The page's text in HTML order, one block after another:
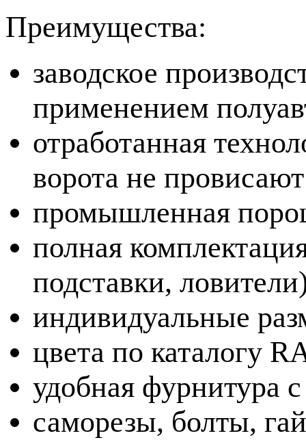
Преимущества:
заводское
применением
отработанная
ворота не провисают
промышленная
полная
подставки,
индивидуальные
цвета по каталогу
удобная фурнитура
саморезы, болты,